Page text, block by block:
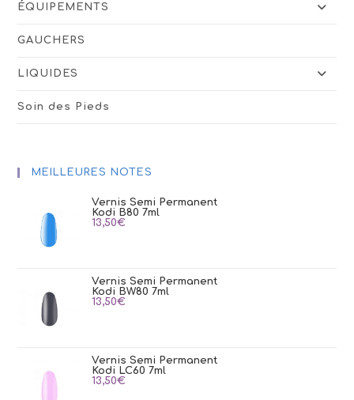
ÉQUIPEMENTS
GAUCHERS
LIQUIDES
Soin des Pieds
MEILLEURES NOTES
Vernis Semi Permanent
Kodi B80 7ml
13,50€
Vernis Semi Permanent
Kodi BW80 7ml
13,50€
Vernis Semi Permanent
Kodi LC60 7ml
13,50€